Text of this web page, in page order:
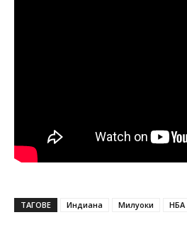
ТАГОВЕ Индиана Милуоки НБА